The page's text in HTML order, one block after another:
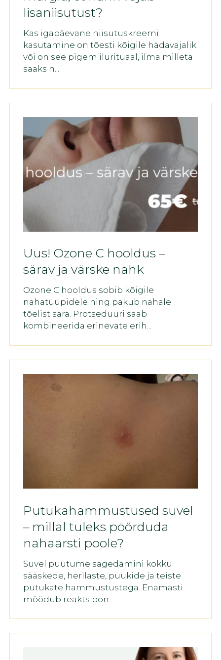
lisaniisutust?
Kas igapäevane niisutuskreemi
kasutamine on tõesti kõigile hädavajalik
või on see pigem ilurituaal, ilma milleta
saaks n...
Uus! Ozone C hooldus –
särav ja värske nahk
Ozone C hooldus sobib kõigile
nahatüüpidele ning pakub nahale
tõelist sära. Protseduuri saab
kombineerida erinevate erih...
Putukahammustused suvel
– millal tuleks pöörduda
nahaarsti poole?
Suvel puutume sagedamini kokku
sääskede, herilaste, puukide ja teiste
putukate hammustustega. Enamasti
möödub reaktsioon...